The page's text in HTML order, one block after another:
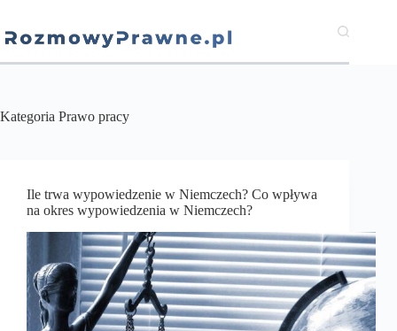
treści
Kategoria Prawo pracy
Ile trwa wypowiedzenie w Niemczech? Co wpływa
na okres wypowiedzenia w Niemczech?